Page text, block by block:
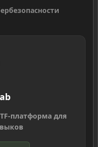
платформа для